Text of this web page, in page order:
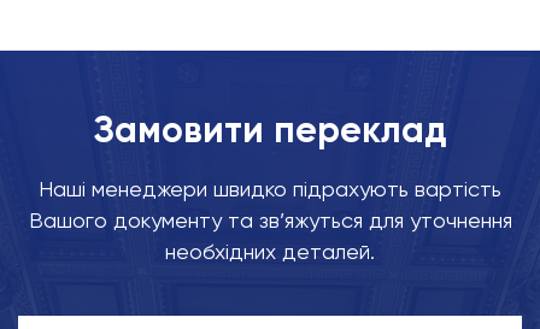
Замовити переклад
Наші менеджери швидко підрахують вартість
Вашого документу та зв’яжуться для уточнення
необхідних деталей.